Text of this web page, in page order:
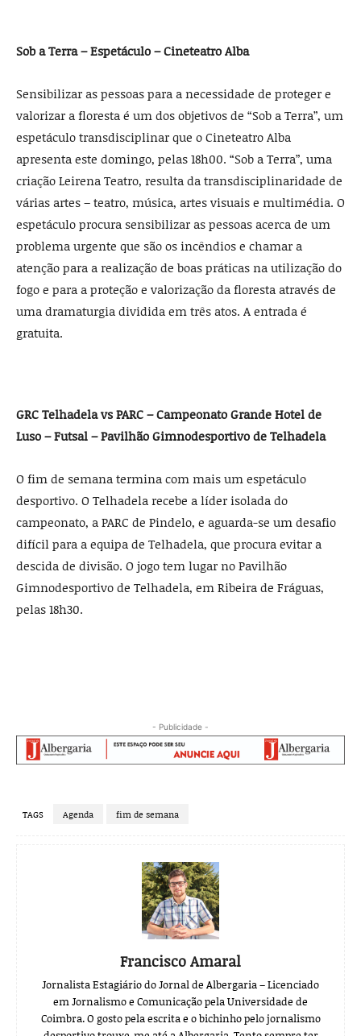
Sob a Terra – Espetáculo – Cineteatro Alba
Sensibilizar as pessoas para a necessidade de proteger e
valorizar a floresta é um dos objetivos de “Sob a Terra”, um
espetáculo transdisciplinar que o Cineteatro Alba
apresenta este domingo, pelas 18h00. “Sob a Terra”, uma
criação Leirena Teatro, resulta da transdisciplinaridade de
várias artes – teatro, música, artes visuais e multimédia. O
espetáculo procura sensibilizar as pessoas acerca de um
problema urgente que são os incêndios e chamar a
atenção para a realização de boas práticas na utilização do
fogo e para a proteção e valorização da floresta através de
uma dramaturgia dividida em três atos. A entrada é
gratuita.
GRC Telhadela vs PARC – Campeonato Grande Hotel de
Luso – Futsal – Pavilhão Gimnodesportivo de Telhadela
O fim de semana termina com mais um espetáculo
desportivo. O Telhadela recebe a líder isolada do
campeonato, a PARC de Pindelo, e aguarda-se um desafio
difícil para a equipa de Telhadela, que procura evitar a
descida de divisão. O jogo tem lugar no Pavilhão
Gimnodesportivo de Telhadela, em Ribeira de Fráguas,
pelas 18h30.
- Publicidade -
TAGS Agenda fim de semana
Francisco Amaral
Jornalista Estagiário do Jornal de Albergaria – Licenciado
em Jornalismo e Comunicação pela Universidade de
Coimbra. O gosto pela escrita e o bichinho pelo jornalismo